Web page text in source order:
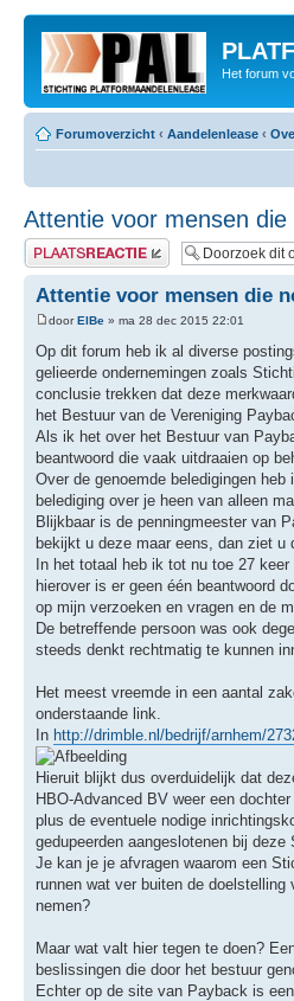
Het forum
Forumoverzicht ‹ Aandelenlease ‹
Attentie voor mensen
Plaats een reactie
Attentie voor mensen die
doorElBe » ma 28 dec 2015 22:01
Op dit forum heb ik al diverse
gelieerde ondernemingen zoals
conclusie trekken dat deze
het Bestuur van de Vereniging
Als ik het over het Bestuur van
beantwoord die vaak uitdraaien op
Over de genoemde beledigingen
belediging over je heen van alleen
Blijkbaar is de penningmeester van
bekijkt u deze maar eens, dan ziet u
In het totaal heb ik tot nu toe 27
hierover is er geen één beantwoord
op mijn verzoeken en vragen en de
De betreffende persoon was ook
steeds denkt rechtmatig te kunnen
Het meest vreemde in een aantal
onderstaande link.
In http://drimble.nl/bedrijf/arnhem/
Hieruit blijkt dus overduidelijk dat
HBO-Advanced BV weer een
plus de eventuele nodige
gedupeerden aangeslotenen bij deze
Je kan je je afvragen waarom een
runnen wat ver buiten de
nemen?
Maar wat valt hier tegen te doen?
beslissingen die door het bestuur
Echter op de site van Payback is een